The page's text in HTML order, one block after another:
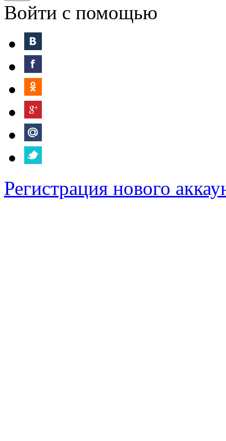
Войти с помощью
Регистрация нового